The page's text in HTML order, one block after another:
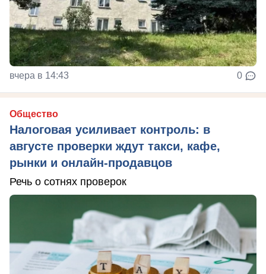
вчера в 14:43 0
Общество
Налоговая усиливает контроль: в
августе проверки ждут такси, кафе,
рынки и онлайн-продавцов
Речь о сотнях проверок